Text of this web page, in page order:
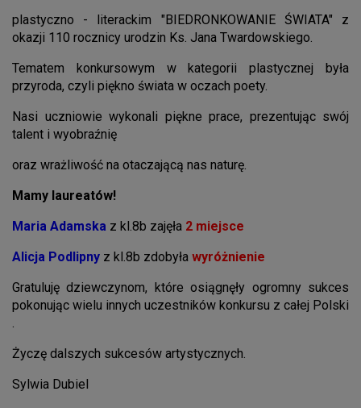
plastyczno - literackim "BIEDRONKOWANIE ŚWIATA" z
okazji 110 rocznicy urodzin Ks. Jana Twardowskiego.
Tematem konkursowym w kategorii plastycznej była
przyroda, czyli piękno świata w oczach poety.
Nasi uczniowie wykonali piękne prace, prezentując swój
talent i wyobraźnię
oraz wrażliwość na otaczającą nas naturę.
Mamy laureatów!
Maria Adamska z kl.8b zajęła 2 miejsce
Alicja Podlipny z kl.8b zdobyła wyróżnienie
Gratuluję dziewczynom, które osiągnęły ogromny sukces
pokonując wielu innych uczestników konkursu z całej Polski
.
Życzę dalszych sukcesów artystycznych.
Sylwia Dubiel